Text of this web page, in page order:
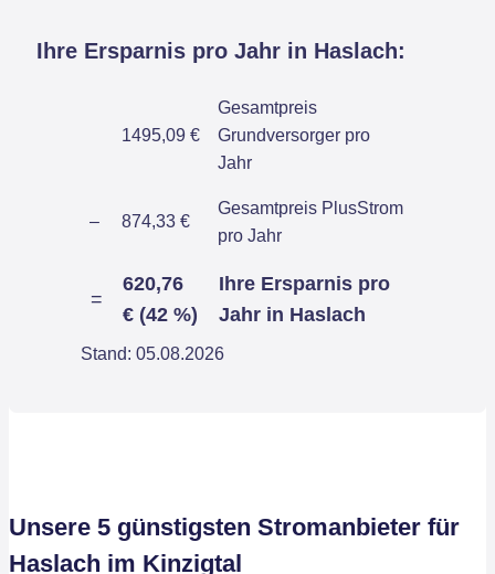
Ihre Ersparnis pro Jahr in Haslach:
1495,09 €
Gesamtpreis
Grundversorger pro
Jahr
– 874,33 €
Gesamtpreis PlusStrom
pro Jahr
=
620,76
€ (42 %)
Ihre Ersparnis pro
Jahr in Haslach
Stand: 05.08.2026
Unsere 5 günstigsten Stromanbieter für
Haslach im Kinzigtal